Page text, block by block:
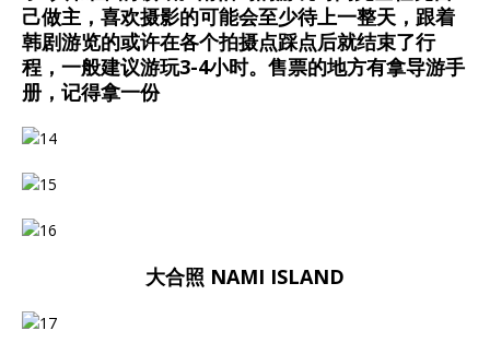
己做主，喜欢摄影的可能会至少待上一整天，跟着
韩剧游览的或许在各个拍摄点踩点后就结束了行
程，一般建议游玩3-4小时。售票的地方有拿导游手
册，记得拿一份
大合照 NAMI ISLAND